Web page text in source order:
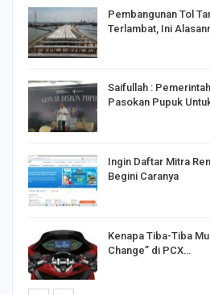
Pembangunan Tol
Terlambat, Ini
Saifullah :
Pasokan Pupuk
Ingin Daftar Mitra
Begini Caranya
Kenapa Tiba-Tiba
Change” di PCX…